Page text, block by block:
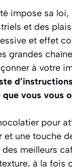
impose sa
et des
et effet
grandes
à votre
vous vous
pour
une touche
meilleurs
, à la fois